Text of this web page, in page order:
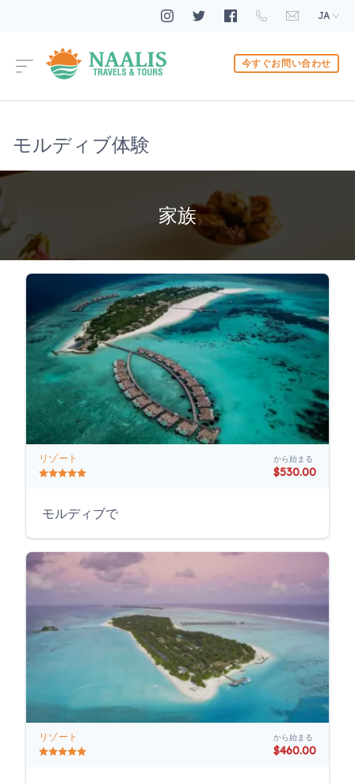
JA
今すぐお問い合わせ
モルディブ体験
家族
リゾート から始まる
$530.00
モルディブで
リゾート から始まる
$460.00